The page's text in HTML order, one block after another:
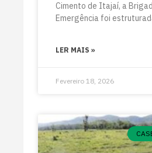
Cimento de Itajaí, a
Emergência foi
LER MAIS »
Fevereiro 18, 2026